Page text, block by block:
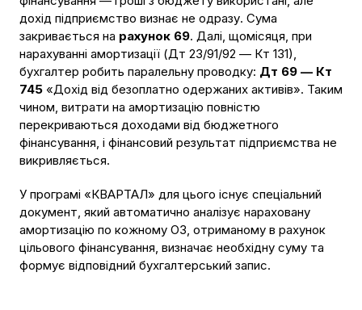
дохід підприємство визнає не одразу. Сума
закривається на рахунок 69. Далі, щомісяця, при
нарахуванні амортизації (Дт 23/91/92 — Кт 131),
бухгалтер робить паралельну проводку: Дт 69 — Кт
745 «Дохід від безоплатно одержаних активів». Таким
чином, витрати на амортизацію повністю
перекриваються доходами від бюджетного
фінансування, і фінансовий результат підприємства не
викривляється.
У програмі «КВАРТАЛ» для цього існує спеціальний
документ, який автоматично аналізує нараховану
амортизацію по кожному ОЗ, отриманому в рахунок
цільового фінансування, визначає необхідну суму та
формує відповідний бухгалтерський запис.